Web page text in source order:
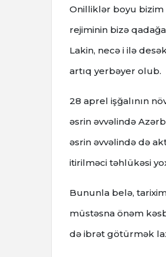
Onilliklər boyu
rejiminin bizə
Lakin, necə i ilə
artıq yerbəyer olub.
28 aprel işğalının
əsrin əvvəlində
əsrin əvvəlində də
itirilməci təhlükəsi
Bununla belə,
müstəsna önəm
də ibrət götürmək